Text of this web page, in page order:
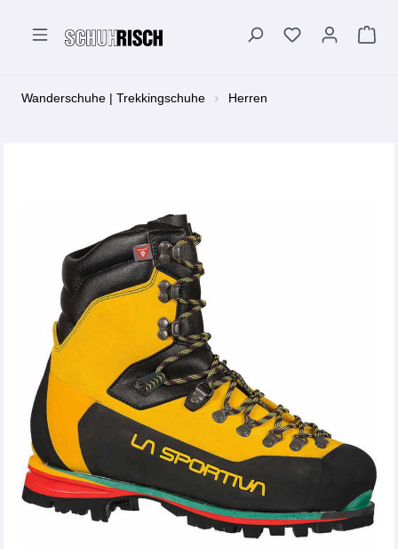
Wanderschuhe | Trekkingschuhe Herren